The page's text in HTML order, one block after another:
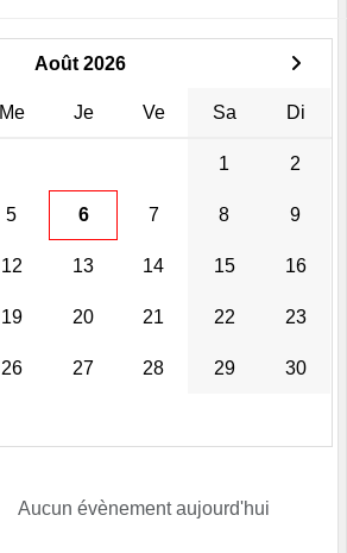
Août 2026
Me Je Ve Sa Di
1 2
5 6 7 8 9
12 13 14 15 16
19 20 21 22 23
26 27 28 29 30
Aucun évènement aujourd'hui